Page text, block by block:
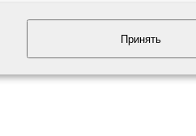
Принять